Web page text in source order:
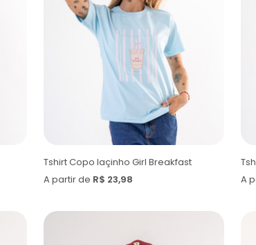
Tshirt Copo laçinho Girl Breakfast
A partir de R$ 23,98
A